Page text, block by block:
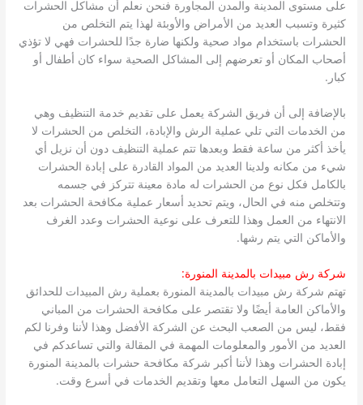
على مستوى المدينة والمدن المجاورة فنحن نعلم أن مشاكل الحشرات
كثيرة وتسبب العديد من الأمراض والأوبئة لهذا يتم التخلص من
الحشرات باستخدام مواد صحية ولكنها ضارة جدًا للحشرات فهي لا تؤذي
أصحاب المكان أو تعرضهم إلى المشاكل الصحية سواء كان أطفال أو
كبار.
بالإضافة إلى أن فريق الشركة يعمل على تقديم خدمة التنظيف وهي
من الخدمات التي تلي عملية الرش والإبادة، التخلص من الحشرات لا
يأخذ أكثر من ساعة فقط وبعدها تتم عملية التنظيف دون أن نزيل أي
شيء من مكانه ولدينا العديد من المواد القادرة على إبادة الحشرات
بالكامل فكل نوع من الحشرات له مادة معينة تتركز في جسمه
وتتخلص منه في الحال، ويتم تحديد أسعار عملية مكافحة الحشرات بعد
الانتهاء من العمل وهذا للتعرف على نوعية الحشرات وعدد الغرف
والأماكن التي يتم رشها.
شركة رش مبيدات بالمدينة المنورة:
تهتم شركة رش مبيدات بالمدينة المنورة بعملية رش المبيدات للحدائق
والأماكن العامة أيضًا ولا تقتصر على مكافحة الحشرات من المباني
فقط، ليس من الصعب البحث عن الشركة الأفضل وهذا لأننا وفرنا لكم
العديد من الأمور والمعلومات المهمة في المقالة والتي تساعدكم في
إبادة الحشرات وهذا لأننا أكبر شركة مكافحة حشرات بالمدينة المنورة
يكون من السهل التعامل معها وتقديم الخدمات في أسرع وقت.